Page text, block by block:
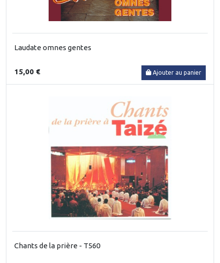
Laudate omnes gentes
15,00 € Ajouter au panier
Chants de la prière - T560